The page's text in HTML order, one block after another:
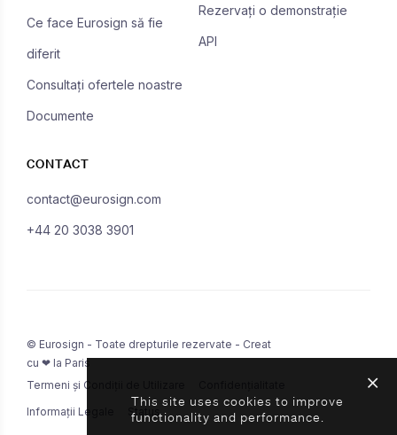
Ce face Eurosign să fie
diferit
Consultați ofertele noastre
Documente
Rezervați o demonstrație
API
CONTACT
contact@eurosign.com
+44 20 3038 3901
© Eurosign - Toate drepturile rezervate - Creat
cu ❤ la Paris
Termeni și Condiții de Utilizare
Informații Legale
Status
This site uses cookies to improve
functionality and performance.